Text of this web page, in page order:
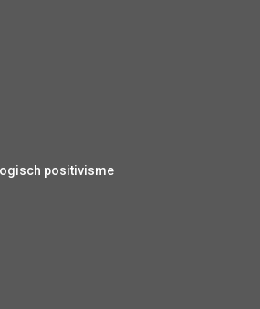
positivisme